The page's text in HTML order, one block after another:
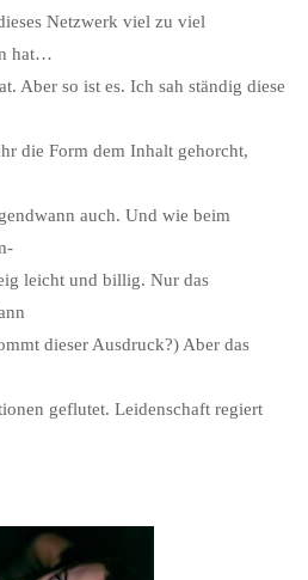
Netzwerk viel zu viel
hat…
Aber so ist es. Ich sah ständig diese
die Form dem Inhalt gehorcht,
auch. Und wie beim
leicht und billig. Nur das
dieser Ausdruck?) Aber das
geflutet. Leidenschaft regiert